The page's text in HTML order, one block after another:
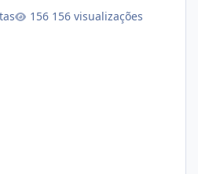
156 visualizações